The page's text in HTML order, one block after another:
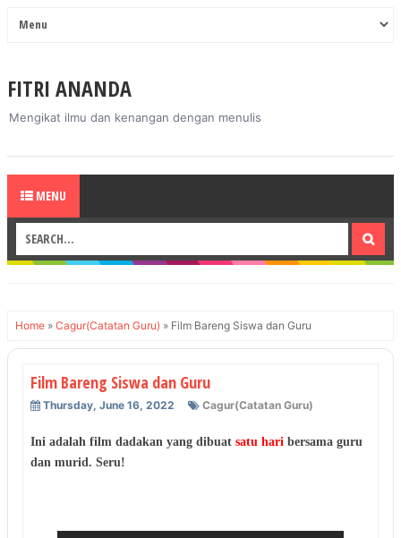
FITRI ANANDA
Mengikat ilmu dan kenangan dengan menulis
MENU
Home » Cagur(Catatan Guru) » Film Bareng Siswa dan Guru
Film Bareng Siswa dan Guru
Thursday, June 16, 2022 Cagur(Catatan Guru)
Ini adalah film dadakan yang dibuat satu hari bersama guru
dan murid. Seru!